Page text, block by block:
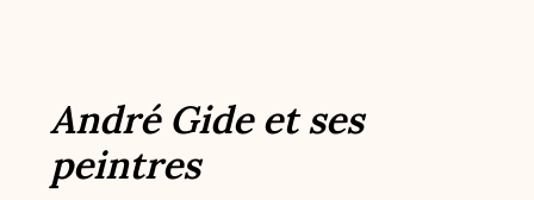
André Gide et ses
peintres